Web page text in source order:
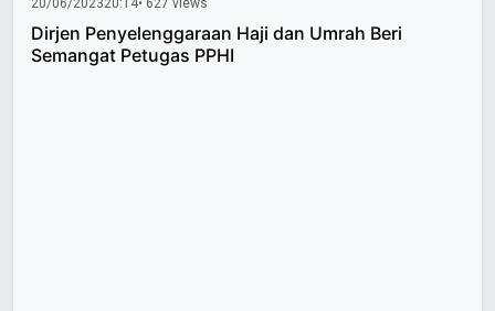
Dirjen Penyelenggaraan Haji dan Umrah Beri
Semangat Petugas PPHI